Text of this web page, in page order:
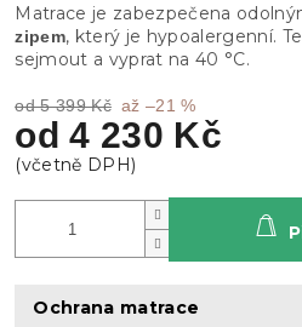
od 5 399 Kč až –21 %
od4 230 Kč
Ochrana matrace
Matrace je zabezpečena
zipem, který je hypoalergenní.
sejmout a vyprat na 40 °C.